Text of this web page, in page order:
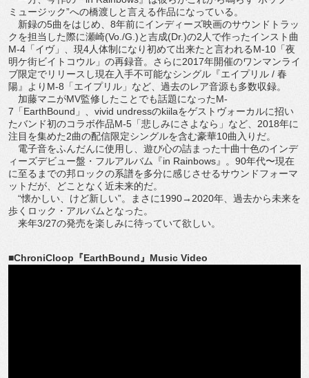
ミュージック”への橋渡しと言える作品になっている。
新録の5曲をはじめ、8年前にインディーズ映画のサウンドトラッ
クを担当した際に瀬崎(Vo./G.)と吉成(Dr.)の2人で作ったインスト曲
M-4「イヴ」、現4人体制になり初めて出来たと言われるM-10「夜
明ケ街ビイトコウル」の再録音。さらに2017年開催のワンマンライ
ブ限定でリリースし現在入手不可能なシングル『エイプリル / 春
陽』よりM-8「エイプリル」など、過去のレア音源も多数収録。
加藤マニがMV監修したことでも話題になったM-
7「EarthBound」、vivid undressのkiilaをゲストヴォーカルに招い
たバンド初のコラボ作品M-5「悲しみにさよなら」など、2018年に
注目を集めた2曲の配信限定シングルを含む豪華10曲入りだ。
電子音をふんだんに使用し、遊び心の詰まった十曲十色のインデ
ィーズデビュー盤・フルアルバム『in Rainbows』。90年代〜現在
に至るまでの邦ロックの系譜を多分に感じさせるサウンドフォーマ
ットだが、どことなく近未来的だ。
“懐かしい、けど新しい”。まさに1990→2020年、過去から未来を
歩くロック・アルバムとなった。
来年3/27の発売を楽しみに待っていて欲しい。
■ChroniCloop『EarthBound』Music Video